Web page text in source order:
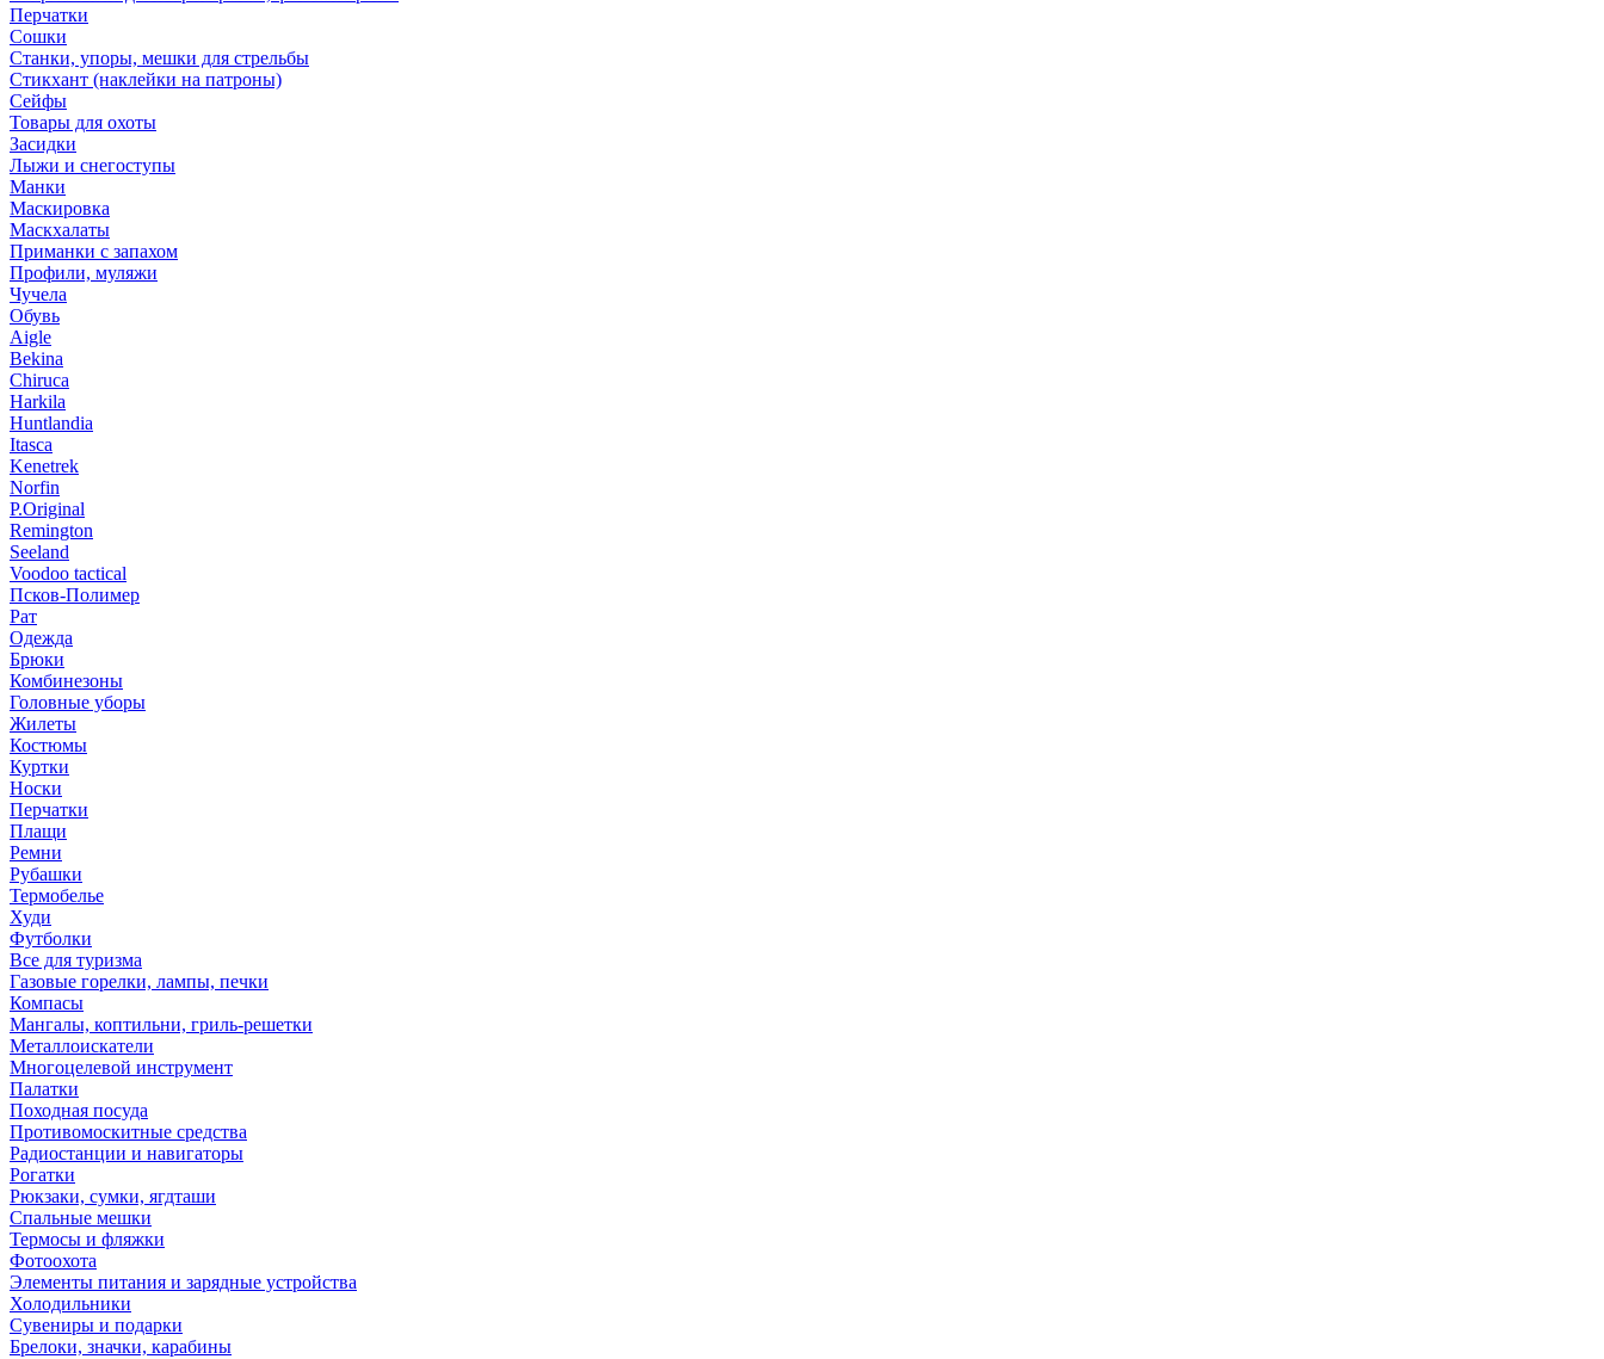
Перчатки
Сошки
Станки, упоры, мешки для стрельбы
Стикхант (наклейки на патроны)
Сейфы
Товары для охоты
Засидки
Лыжи и снегоступы
Манки
Маскировка
Маскхалаты
Приманки с запахом
Профили, муляжи
Чучела
Обувь
Aigle
Bekina
Chiruсa
Harkila
Huntlandia
Itasca
Kenetrek
Norfin
P.Original
Remington
Seeland
Voodoo tactical
Псков-Полимер
Рат
Одежда
Брюки
Комбинезоны
Головные уборы
Жилеты
Костюмы
Куртки
Носки
Перчатки
Плащи
Ремни
Рубашки
Термобелье
Худи
Футболки
Все для туризма
Газовые горелки, лампы, печки
Компасы
Мангалы, коптильни, гриль-решетки
Металлоискатели
Многоцелевой инструмент
Палатки
Походная посуда
Противомоскитные средства
Радиостанции и навигаторы
Рогатки
Рюкзаки, сумки, ягдташи
Спальные мешки
Термосы и фляжки
Фотоохота
Элементы питания и зарядные устройства
Холодильники
Сувениры и подарки
Брелоки, значки, карабины